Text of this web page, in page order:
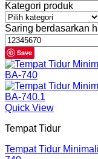
Kategori produk
Saring berdasarkan
Harga
terendah
Save
Quick View
Tempat Tidur
Tempat Tidur